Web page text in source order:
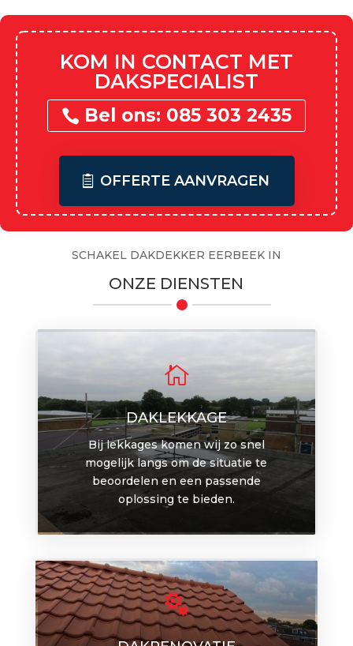
KOM IN CONTACT MET
DAKSPECIALIST
Bel ons: 085 303 2435
OFFERTE AANVRAGEN
SCHAKEL DAKDEKKER EERBEEK IN
ONZE DIENSTEN

DAKLEKKAGE
Bij lekkages komen wij zo snel
mogelijk langs om de situatie te
beoordelen en een passende
oplossing te bieden.
